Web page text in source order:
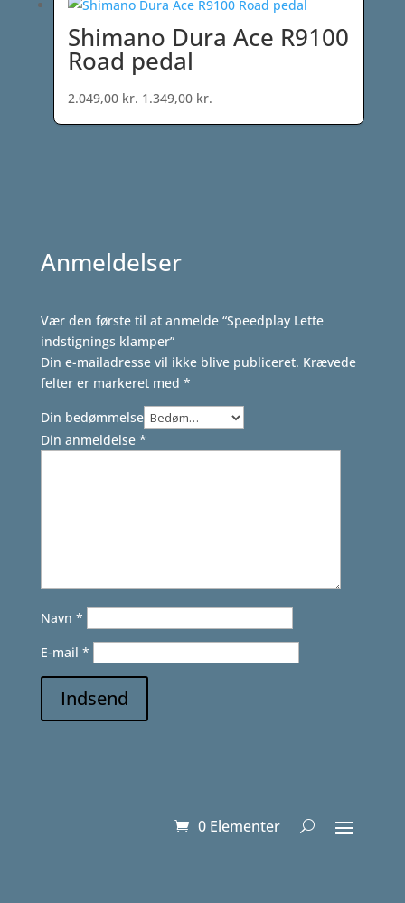
1.199,00 kr..849,00 kr..
Shimano Dura Ace R9100
Road pedal
2.049,00kr. Den
oprindelige
1.349,00 kr.
aktuelle
Anmeldelser
Vær den første til at anmelde “Speedplay Lette
indstignings klamper”
Din e-mailadresse vil ikke blive publiceret. Krævede
felter er markeret med *
Din bedømmelse
Din anmeldelse *
Navn *
E-mail *
Indsend
0 Elementer